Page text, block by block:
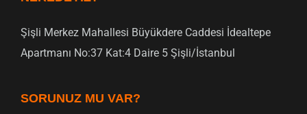
Şişli Merkez Mahallesi Büyükdere Caddesi İdealtepe
Apartmanı No:37 Kat:4 Daire 5 Şişli/İstanbul
SORUNUZ MU VAR?